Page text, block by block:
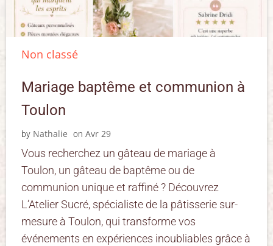
Non classé
Mariage baptême et communion à
Toulon
by Nathalie on Avr 29
Vous recherchez un gâteau de mariage à
Toulon, un gâteau de baptême ou de
communion unique et raffiné ? Découvrez
L’Atelier Sucré, spécialiste de la pâtisserie sur-
mesure à Toulon, qui transforme vos
événements en expériences inoubliables grâce à